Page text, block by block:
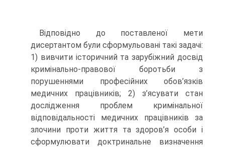
Відповідно до поставленої мети
дисертантом були сформульовані такі задачі:
1) вивчити історичний та зарубіжний досвід
кримінально-правової боротьби з
порушеннями професійних обов’язків
медичних працівників; 2) з’ясувати стан
дослідження проблем кримінальної
відповідальності медичних працівників за
злочини проти життя та здоров’я особи і
сформулювати доктринальне визначення